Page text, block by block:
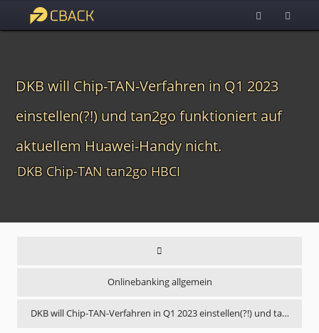
DKB will Chip-TAN-Verfahren in Q1 2023
einstellen(?!) und tan2go funktioniert auf
aktuellem Huawei-Handy nicht.
DKB Chip-TAN tan2go HBCI
Onlinebanking allgemein
DKB will Chip-TAN-Verfahren in Q1 2023 einstellen(?!) und ta…